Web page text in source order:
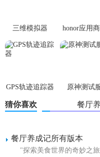
性化的用餐环境。
【餐厅养成记正式版亮点
家能够感受到经营一家餐
2. 丰富的菜品选择：游戏
3. 个性化装饰：玩家可以
独一无二的用餐环境。
三维模拟器
1.5.23
honor应用
GPS轨迹追踪器 原神测试
猜你喜欢
餐厅
餐厅养成记所有版本
"探索美食世界的奇妙之